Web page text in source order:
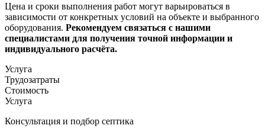
Цена и сроки выполнения работ могут варьироваться в
зависимости от конкретных условий на объекте и выбранного
оборудования. Рекомендуем связаться с нашими
специалистами для получения точной информации и
индивидуального расчёта.​
Услуга
Трудозатраты
Стоимость
Услуга
Консультация и подбор септика